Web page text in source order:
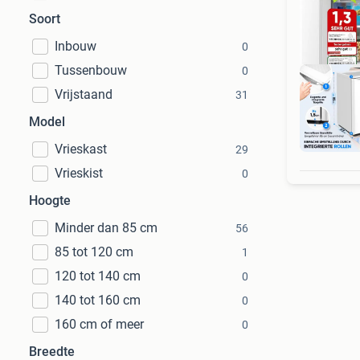
Soort
Inbouw
0
Tussenbouw 0
Vrijstaand 31
Model
Vrieskast
29
Vrieskist 0
Hoogte
Minder dan 85 cm
56
85 tot 120 cm 1
120 tot 140 cm 0
140 tot 160 cm 0
160 cm of meer 0
Breedte